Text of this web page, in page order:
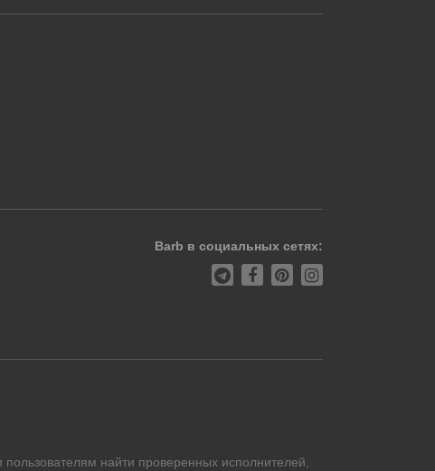
Barb в социальных сетях:
найти проверенных исполнителей,